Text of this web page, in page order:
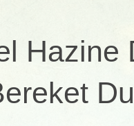
Hazine